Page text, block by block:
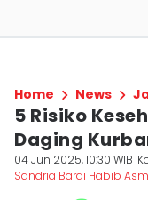
Home News
5 Risiko
Daging
04 Jun 2025, 10:30 WIB
Sandria Barqi Habib